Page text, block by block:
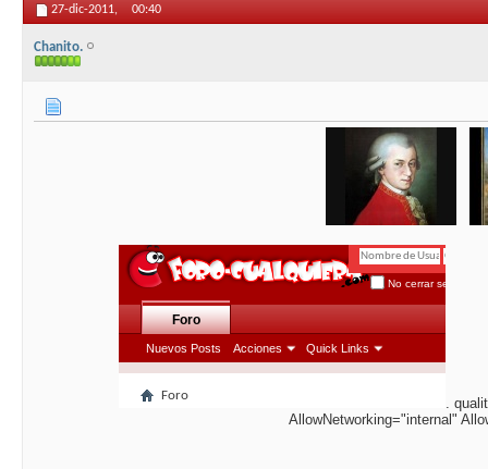
27-dic-2011, 00:40
Chanito.
.
AllowNetworking="internal"